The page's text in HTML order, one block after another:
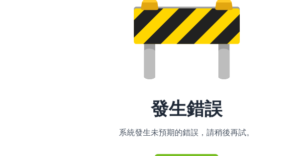
發生錯誤
系統發生未預期的錯誤，請稍後再試。